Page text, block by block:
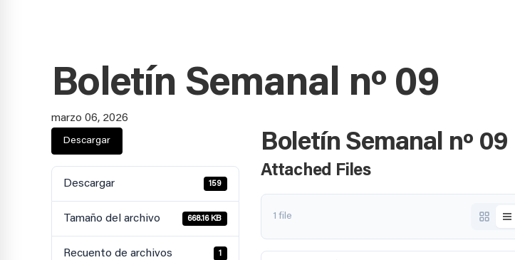
Boletín Semanal nº 09
marzo 06, 2026
Descargar
Descargar 159
Tamaño del archivo 668.16 KB
Recuento de archivos 1
Boletín Semanal nº 09
Attached Files
1 file